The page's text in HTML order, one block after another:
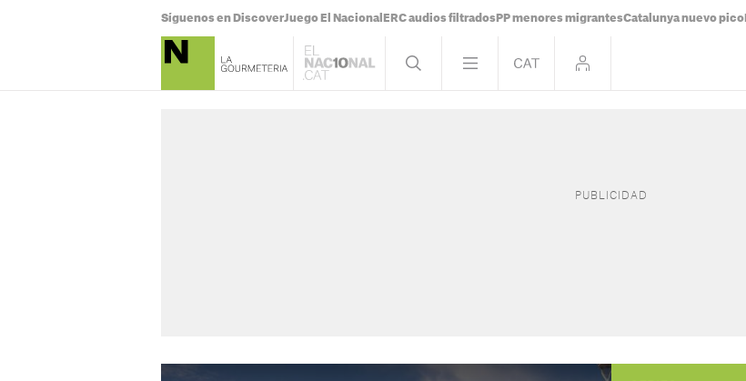
Síguenos en DiscoverJuego El Nacional ERC audios filtrados PP menores migrantesCatalunya nuevo pico